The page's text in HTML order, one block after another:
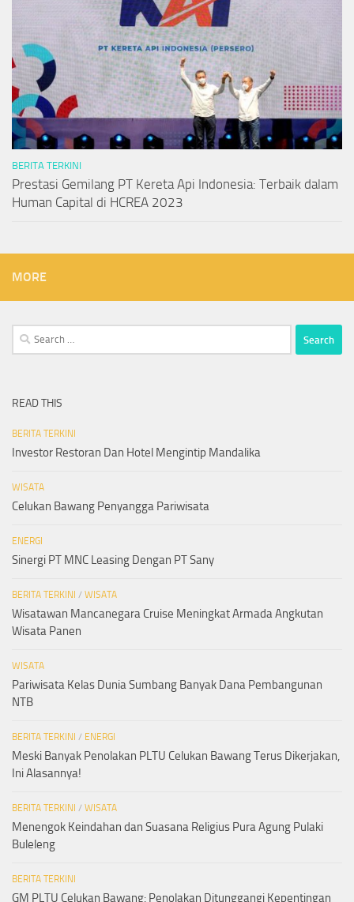
BERITA TERKINI
Prestasi Gemilang PT Kereta Api Indonesia: Terbaik dalam
Human Capital di HCREA 2023
MORE
Search
for:
READ THIS
BERITA TERKINI
Investor Restoran Dan Hotel Mengintip Mandalika
WISATA
Celukan Bawang Penyangga Pariwisata
ENERGI
Sinergi PT MNC Leasing Dengan PT Sany
BERITA TERKINI / WISATA
Wisatawan Mancanegara Cruise Meningkat Armada Angkutan
Wisata Panen
WISATA
Pariwisata Kelas Dunia Sumbang Banyak Dana Pembangunan
NTB
BERITA TERKINI / ENERGI
Meski Banyak Penolakan PLTU Celukan Bawang Terus Dikerjakan,
Ini Alasannya!
BERITA TERKINI / WISATA
Menengok Keindahan dan Suasana Religius Pura Agung Pulaki
Buleleng
BERITA TERKINI
GM PLTU Celukan Bawang: Penolakan Ditunggangi Kepentingan